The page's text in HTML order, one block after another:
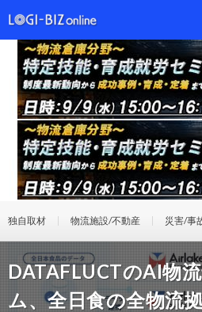
独自取材 物流施設/不動産 災害/事
DATAFLUCTのAI物
ム、全日食の全物流